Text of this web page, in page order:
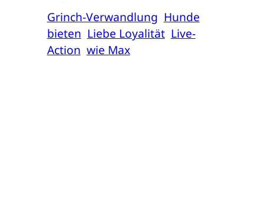
Grinch-Verwandlung Hunde
bieten Liebe Loyalität Live-
Action wie Max